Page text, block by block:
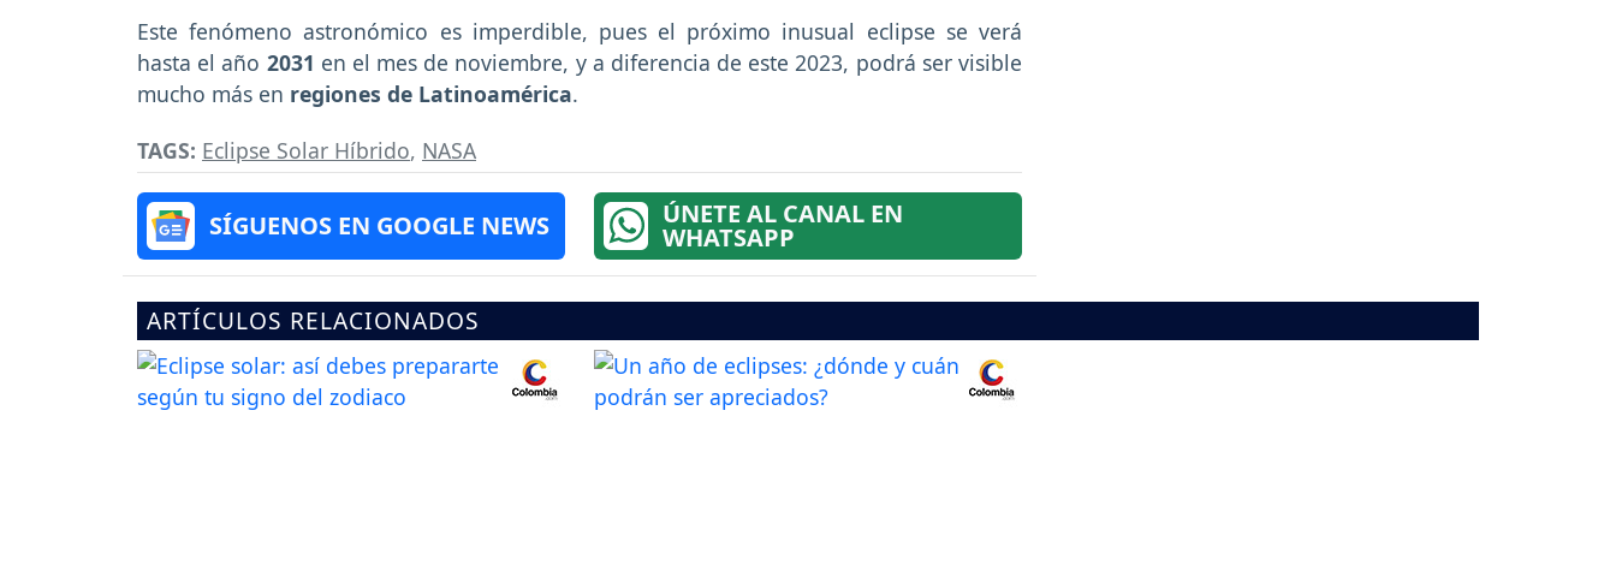
Este fenómeno astronómico es imperdible, pues el próximo inusual eclipse se verá
hasta el año 2031 en el mes de noviembre, y a diferencia de este 2023, podrá ser visible
mucho más en regiones de Latinoamérica.
TAGS: Eclipse Solar Híbrido, NASA
SÍGUENOS EN GOOGLE NEWS ÚNETE AL CANAL EN
WHATSAPP
ARTÍCULOS RELACIONADOS